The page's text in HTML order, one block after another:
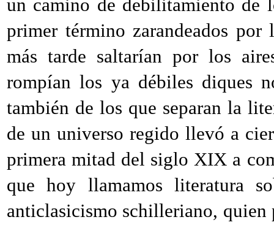
un camino de debilitamiento de
primer término zarandeados
más tarde saltarían por los
rompían los ya débiles diques
también de los que separan la
de un universo regido llevó a
primera mitad del sigloXIX a
que hoy llamamos literatura
anticlasicismo schilleriano,